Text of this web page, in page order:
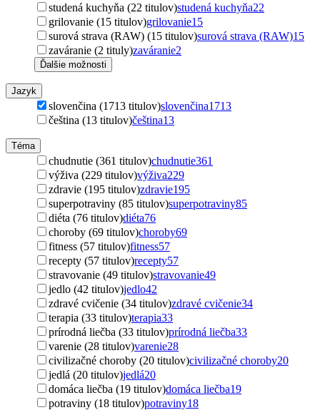
studená kuchyňa (22 titulov)studená kuchyňa22
grilovanie (15 titulov)grilovanie15
surová strava (RAW) (15 titulov)surová strava (RAW)15
zaváranie (2 tituly)zaváranie2
Ďalšie možnosti
Jazyk
slovenčina (1713 titulov)slovenčina1713
čeština (13 titulov)čeština13
Téma
chudnutie (361 titulov)chudnutie361
výživa (229 titulov)výživa229
zdravie (195 titulov)zdravie195
superpotraviny (85 titulov)superpotraviny85
diéta (76 titulov)diéta76
choroby (69 titulov)choroby69
fitness (57 titulov)fitness57
recepty (57 titulov)recepty57
stravovanie (49 titulov)stravovanie49
jedlo (42 titulov)jedlo42
zdravé cvičenie (34 titulov)zdravé cvičenie34
terapia (33 titulov)terapia33
prírodná liečba (33 titulov)prírodná liečba33
varenie (28 titulov)varenie28
civilizačné choroby (20 titulov)civilizačné choroby20
jedlá (20 titulov)jedlá20
domáca liečba (19 titulov)domáca liečba19
potraviny (18 titulov)potraviny18